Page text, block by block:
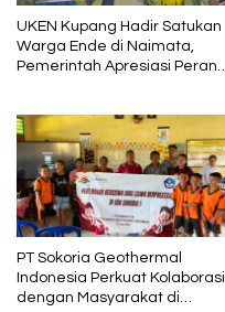
UKEN Kupang Hadir Satukan
Warga Ende di Naimata,
Pemerintah Apresiasi Peran
PT Sokoria Geothermal
Indonesia Perkuat Kolaborasi
dengan Masyarakat di